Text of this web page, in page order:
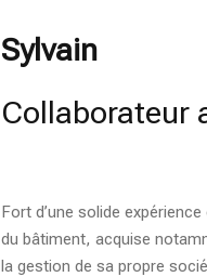
Sylvain
Collaborateur
Fort d’une solide
du bâtiment, acquise
la gestion de sa propre